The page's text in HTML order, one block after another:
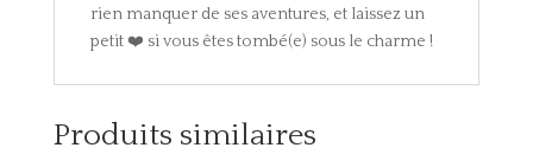
rien manquer de ses aventures, et laissez un
petit ❤️ si vous êtes tombé(e) sous le charme !
Produits similaires